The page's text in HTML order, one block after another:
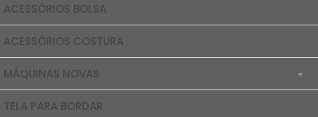
ACESSÓRIOS BOLSA
ACESSÓRIOS COSTURA
MÁQUINAS NOVAS
ACESSÓRIOS NOVOS
TELA PARA BORDAR